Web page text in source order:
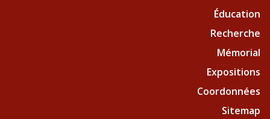
Éducation
Recherche
Mémorial
Expositions
Coordonnées
Sitemap